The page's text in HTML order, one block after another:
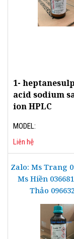
1-
acid sodium
ion HPLC
MODEL:
Liên hệ
Zalo: Ms Trang
Ms Hiền
Thảo